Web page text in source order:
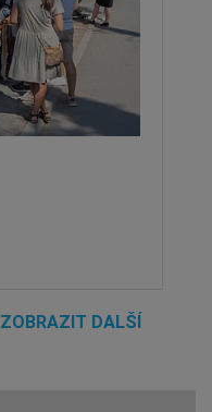
ZOBRAZIT DALŠÍ